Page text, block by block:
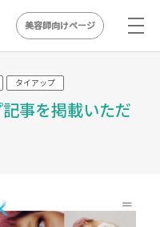
美容師向けページ
タイアップ
記事を掲載いただ